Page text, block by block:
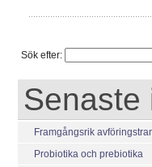
Sök efter:
Senaste
Framgångsrik
Probiotika och prebiotika